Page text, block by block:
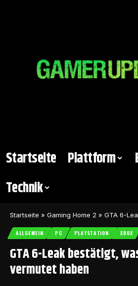
Startseite Plattform
Technik
Startseite » Gaming Home 2 » GTA 6-Leak
ALLGEMEIN PC PLAYSTATION XBOX
GTA 6-Leak bestätigt,
vermutet haben